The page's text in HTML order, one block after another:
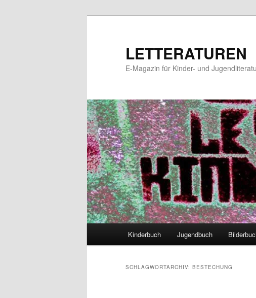
LETTERATUREN
E-Magazin für Kinder- und
Kinderbuch Jugendbuch
SCHLAGWORTARCHIV: BESTECHUNG